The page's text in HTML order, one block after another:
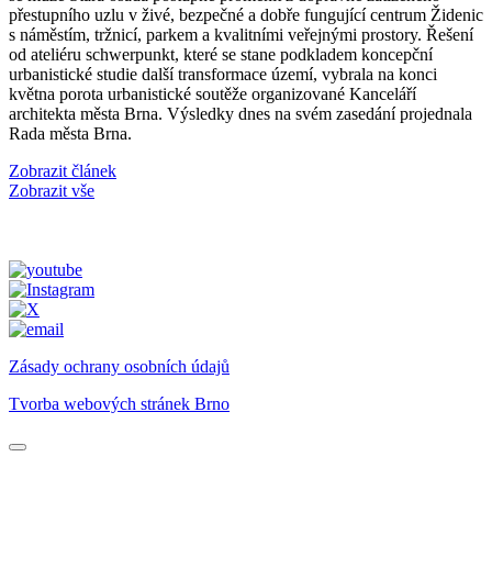
přestupního uzlu v živé, bezpečné a dobře fungující centrum Židenic
s náměstím, tržnicí, parkem a kvalitními veřejnými prostory. Řešení
od ateliéru schwerpunkt, které se stane podkladem koncepční
urbanistické studie další transformace území, vybrala na konci
května porota urbanistické soutěže organizované Kanceláří
architekta města Brna. Výsledky dnes na svém zasedání projednala
Rada města Brna.
Zobrazit článek
Zobrazit vše
Zásady ochrany osobních údajů
Tvorba webových stránek Brno